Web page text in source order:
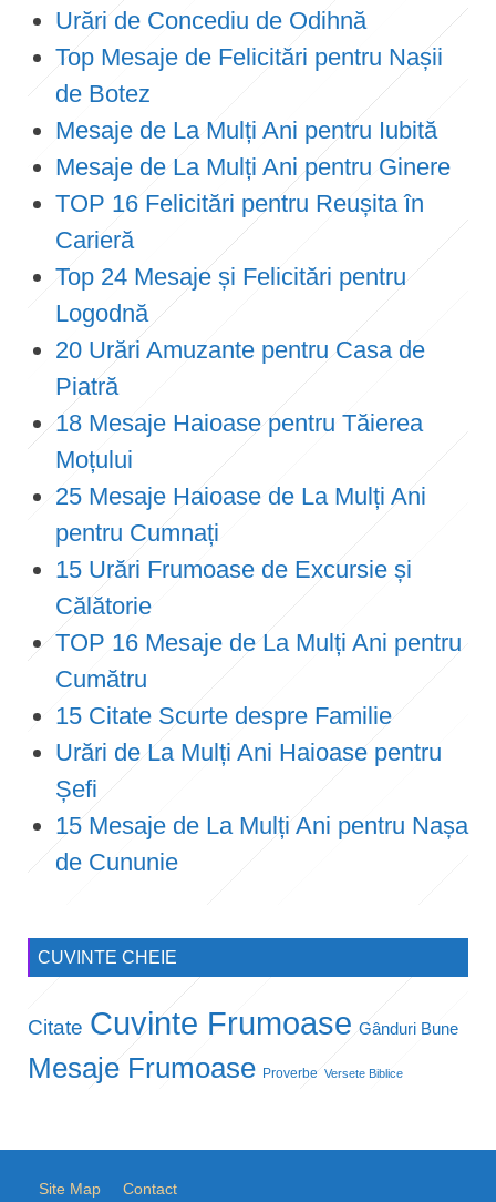
Urări de Concediu de Odihnă
Top Mesaje de Felicitări pentru Nașii
de Botez
Mesaje de La Mulți Ani pentru Iubită
Mesaje de La Mulți Ani pentru Ginere
TOP 16 Felicitări pentru Reușita în
Carieră
Top 24 Mesaje și Felicitări pentru
Logodnă
20 Urări Amuzante pentru Casa de
Piatră
18 Mesaje Haioase pentru Tăierea
Moțului
25 Mesaje Haioase de La Mulți Ani
pentru Cumnați
15 Urări Frumoase de Excursie și
Călătorie
TOP 16 Mesaje de La Mulți Ani pentru
Cumătru
15 Citate Scurte despre Familie
Urări de La Mulți Ani Haioase pentru
Șefi
15 Mesaje de La Mulți Ani pentru Nașa
de Cununie
CUVINTE CHEIE
Citate Cuvinte Frumoase Gânduri Bune
Mesaje Frumoase Proverbe Versete Biblice
Site Map Contact